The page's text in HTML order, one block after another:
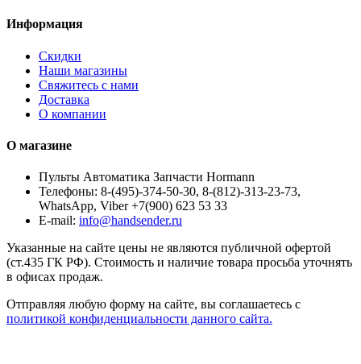
Информация
Скидки
Наши магазины
Свяжитесь с нами
Доставка
О компании
О магазине
Пульты Автоматика Запчасти Hormann
Телефоны: 8-(495)-374-50-30, 8-(812)-313-23-73,
WhatsApp, Viber +7(900) 623 53 33
E-mail: info@handsender.ru
Указанные на сайте цены не являются публичной офертой
(ст.435 ГК РФ). Стоимость и наличие товара просьба уточнять
в офисах продаж.
Отправляя любую форму на сайте, вы соглашаетесь с
политикой конфиденциальности данного сайта.